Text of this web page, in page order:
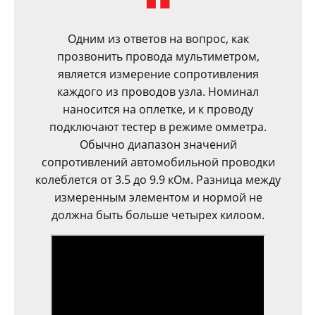
Одним из ответов на вопрос, как
прозвонить провода мультиметром,
является измерение сопротивления
каждого из проводов узла. Номинал
наносится на оплетке, и к проводу
подключают тестер в режиме омметра.
Обычно диапазон значений
сопротивлений автомобильной проводки
колеблется от 3.5 до 9.9 кОм. Разница между
измеренным элементом и нормой не
должна быть больше четырех килоом.